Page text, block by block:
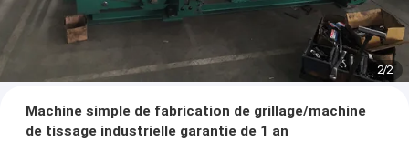
2/2
Machine simple de fabrication de grillage/machine
de tissage industrielle garantie de 1 an